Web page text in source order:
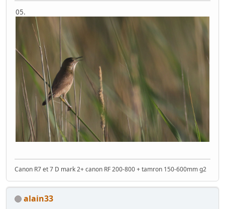
05.
Canon R7 et 7 D mark 2+ canon RF 200-800 + tamron 150-600mm g2
alain33